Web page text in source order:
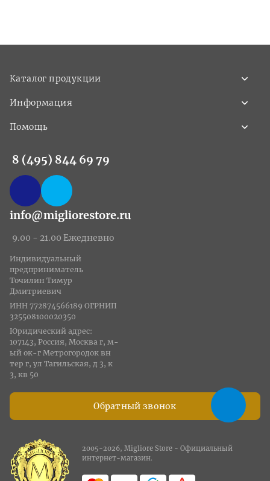
Каталог продукции
Информация
Помощь
8 (495) 844 69 79
info@migliorestore.ru
9.00 - 21.00 Ежедневно
Обратный звонок
Индивидуальный
предприниматель
Точилин Тимур
Дмитриевич
ИНН 772874566189 ОГРНИП
325508100020350
Юридический адрес:
107143, Россия, Москва г, м-
ый ок-г Метрогородок вн
тер г, ул Тагильская, д 3, к
3, кв 50
2005-2026, Migliore Store - Официальный
интернет-магазин.